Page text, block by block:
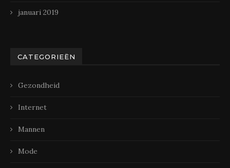
januari 2019
CATEGORIEËN
Gezondheid
Internet
Mannen
Mode